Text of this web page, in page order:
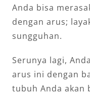
Anda bisa
dengan arus;
sungguhan.
Serunya lagi,
arus ini dengan
tubuh Anda akan